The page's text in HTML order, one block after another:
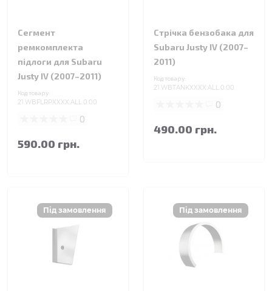
Сегмент
ремкомплекта
підлоги для Subaru
Justy IV (2007–2011)
Код товару:
21.WBFLRPXXXX.ALL.0.00
0
590.00 грн.
Стрічка бензобака для
Subaru Justy IV (2007–
2011)
Код товару:
21.WBTANKXXXX.ALL.0.00
0
490.00 грн.